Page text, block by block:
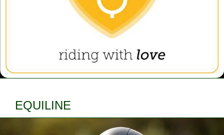
EQUILINE